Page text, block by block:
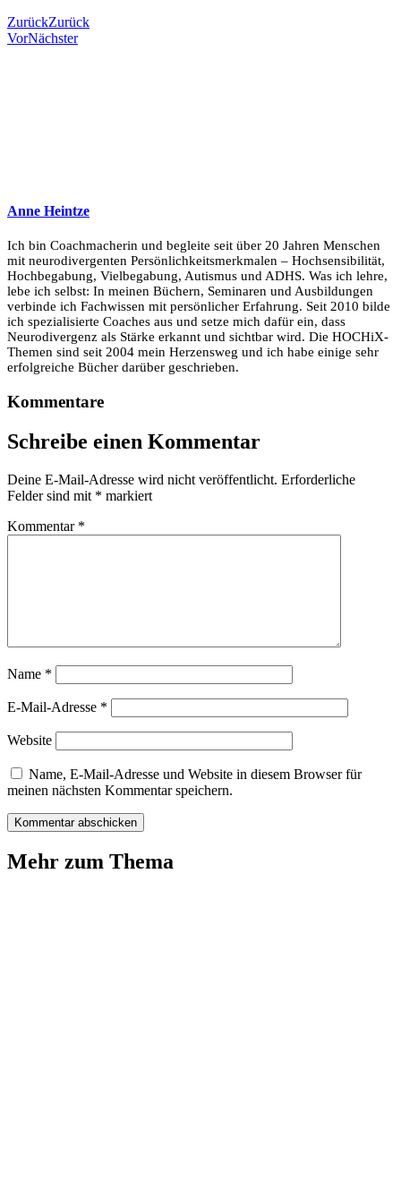
ZurückZurück
VorNächster
Anne Heintze
Ich bin Coachmacherin und begleite seit über 20 Jahren Menschen
mit neurodivergenten Persönlichkeitsmerkmalen – Hochsensibilität,
Hochbegabung, Vielbegabung, Autismus und ADHS. Was ich lehre,
lebe ich selbst: In meinen Büchern, Seminaren und Ausbildungen
verbinde ich Fachwissen mit persönlicher Erfahrung. Seit 2010 bilde
ich spezialisierte Coaches aus und setze mich dafür ein, dass
Neurodivergenz als Stärke erkannt und sichtbar wird. Die HOCHiX-
Themen sind seit 2004 mein Herzensweg und ich habe einige sehr
erfolgreiche Bücher darüber geschrieben.
Kommentare
Schreibe einen Kommentar
Deine E-Mail-Adresse wird nicht veröffentlicht. Erforderliche
Felder sind mit * markiert
Kommentar *
Name *
E-Mail-Adresse *
Website
Name, E-Mail-Adresse und Website in diesem Browser für
meinen nächsten Kommentar speichern.
Mehr zum Thema